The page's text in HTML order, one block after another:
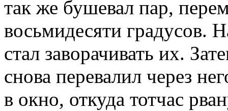
так же бушевал пар,
восьмидесяти градусов.
стал заворачивать их.
снова перевалил через
в окно, откуда тотчас